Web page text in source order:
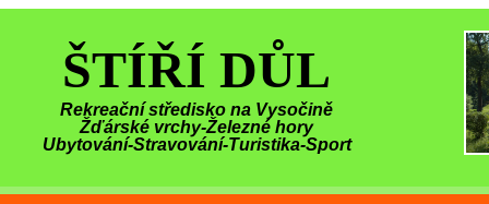
ŠTÍŘÍ DŮL
Rekreační středisko na Vysočině
Žďárské vrchy-Železné hory
Ubytování-Stravování-Turistika-Sport